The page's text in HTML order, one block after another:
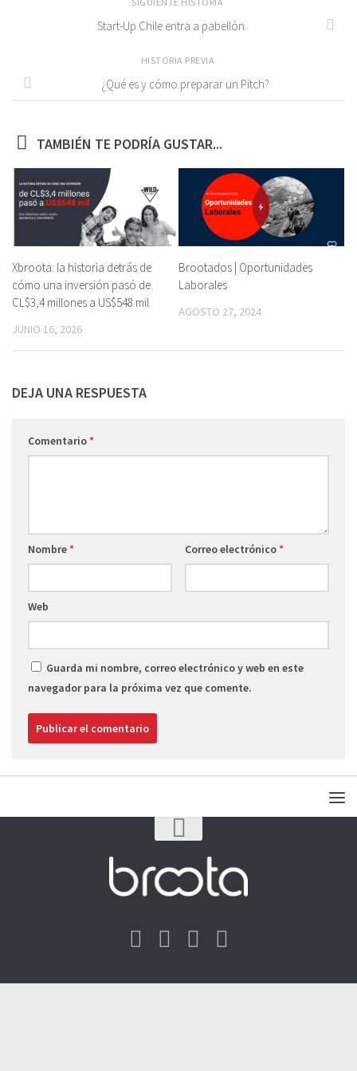
Start-Up Chile entra a pabellón.
HISTORIA PREVIA
¿Qué es y cómo preparar un Pitch?
TAMBIÉN TE PODRÍA GUSTAR...
Xbroota: la historia detrás de
cómo una inversión pasó de
CL$3,4 millones a US$548 mil
JUNIO 16, 2026
Brootados | Oportunidades
Laborales
AGOSTO 27, 2024
DEJA UNA RESPUESTA
Comentario*
Nombre* Correo electrónico*
Web
Guarda mi nombre, correo electrónico y web en este
navegador para la próxima vez que comente.